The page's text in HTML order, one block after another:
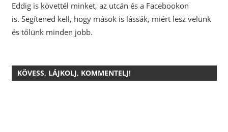
Eddig is követtél minket, az utcán és a Facebookon
is. Segítened kell, hogy mások is lássák, miért lesz velünk
és tőlünk minden jobb.
KÖVESS, LÁJKOLJ, KOMMENTELJ!